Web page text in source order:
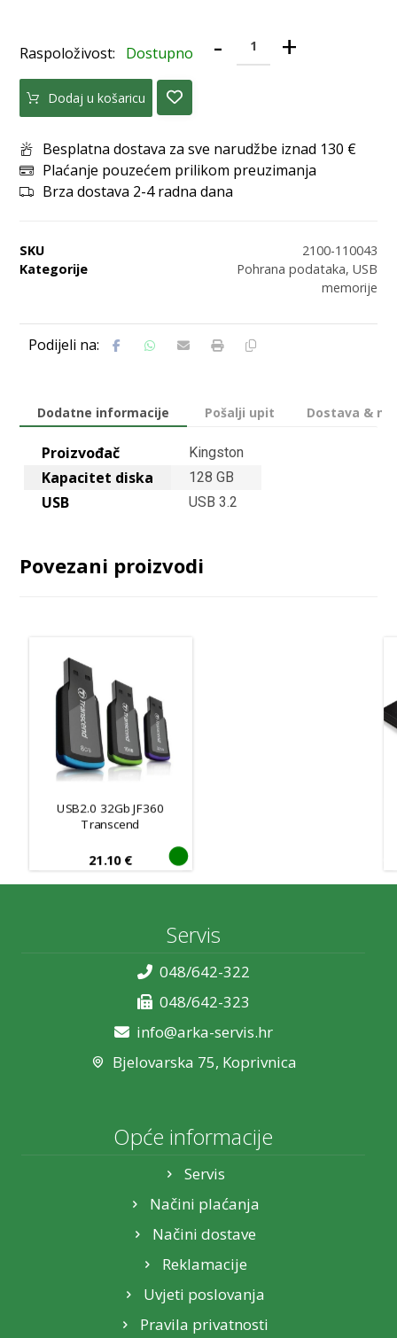
Raspoloživost: Dostupno - +
Dodaj u košaricu
Besplatna dostava za sve narudžbe iznad 130 €
Plaćanje pouzećem prilikom preuzimanja
Brza dostava 2-4 radna dana
SKU
2100-110043
Kategorije
Pohrana podataka, USB
memorije
Dodatne informacije Pošalji upit Dostava &
Proizvođač Kingston
Kapacitet diska 128 GB
USB USB 3.2
Povezani proizvodi
USB2.0 32Gb JF360
Transcend
21.10 €
Servis
048/642-322
048/642-323
info@arka-servis.hr
Bjelovarska 75, Koprivnica
Opće informacije
Servis
Načini plaćanja
Načini dostave
Reklamacije
Uvjeti poslovanja
Pravila privatnosti